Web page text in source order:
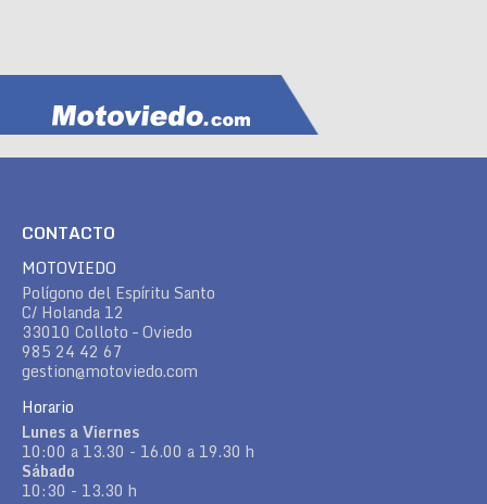
CONTACTO
MOTOVIEDO
Polígono del Espíritu Santo
C/ Holanda 12
33010 Colloto – Oviedo
985 24 42 67
gestion@motoviedo.com
Horario
Lunes a Viernes
10:00 a 13.30 - 16.00 a 19.30 h
Sábado
10:30 - 13.30 h